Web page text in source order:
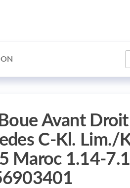
Avant
C-Kl. Lim./
Maroc 1.14-